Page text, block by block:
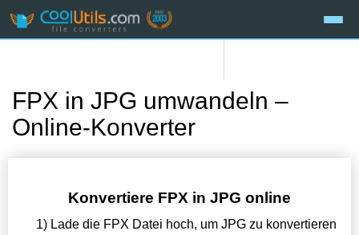
FPX in JPG umwandeln –
Online-Konverter
Konvertiere FPX in JPG online
1) Lade die FPX Datei hoch, um JPG zu konvertieren